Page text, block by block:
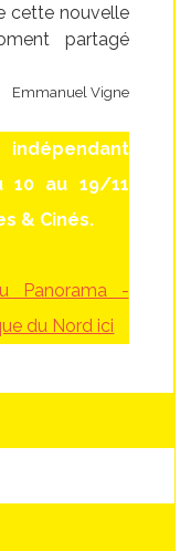
cette nouvelle
partagé
Emmanuel Vigne
10 au 19/11
& Cinés.
Panorama -
du Nord ici